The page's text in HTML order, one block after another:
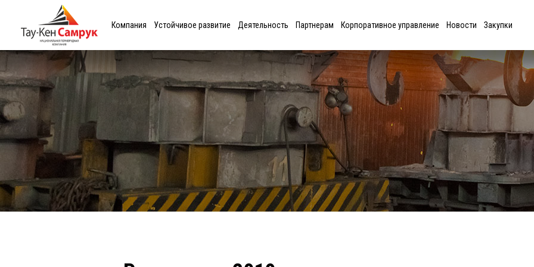
Компания Устойчивое развитие Деятельность Партнерам Корпоративное управление Новости Закупки